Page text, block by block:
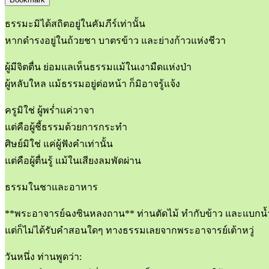
ธรรมะมิได้สถิตอยู่ในคัมภีร์เท่านั้น
หากดำรงอยู่ในถ้วยชา บาตรข้าว และย่างก้าวแห่งชีวา
ผู้มีจิตตื่น ย่อมแลเห็นธรรมแม้ในเงามืดแห่งป่า
ผู้หลับใหล แม้ธรรมอยู่ต่อหน้า ก็มิอาจรู้แจ้ง
ครูมิใช่ ผู้พร่ำแค่วาจา
แต่คือผู้ชี้ธรรมด้วยการกระทำ
ศิษย์มิใช่ แค่ผู้ฟังคำเท่านั้น
แต่คือผู้ตื่นรู้ แม้ในเสียงลมพัดผ่าน
ธรรมในชาและอาหาร
**พระอาจารย์ฉงซินหลงถาน** ท่านตัดไม้ ทำกับข้าว และแบก
แต่ก็ไม่ได้รับคำสอนใดๆ ทางธรรมเลยจากพระอาจารย์เต้าหวู่
วันหนึ่ง ท่านพูดว่า: